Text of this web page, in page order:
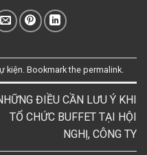
kiện . Bookmark the permalink
ĐIỀU CẦN LƯU Ý KHI
TỔ CHỨC BUFFET TẠI HỘI
NGHỊ, CÔNG TY